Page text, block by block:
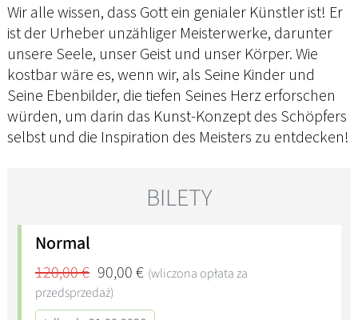
Wir alle wissen, dass Gott ein genialer Künstler ist! Er
ist der Urheber unzähliger Meisterwerke, darunter
unsere Seele, unser Geist und unser Körper. Wie
kostbar wäre es, wenn wir, als Seine Kinder und
Seine Ebenbilder, die tiefen Seines Herz erforschen
würden, um darin das Kunst-Konzept des Schöpfers
selbst und die Inspiration des Meisters zu entdecken!